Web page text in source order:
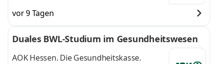
vor 9 Tagen
Duales BWL-Studium im Gesundheitswesen
AOK Hessen. Die Gesundheitskasse.